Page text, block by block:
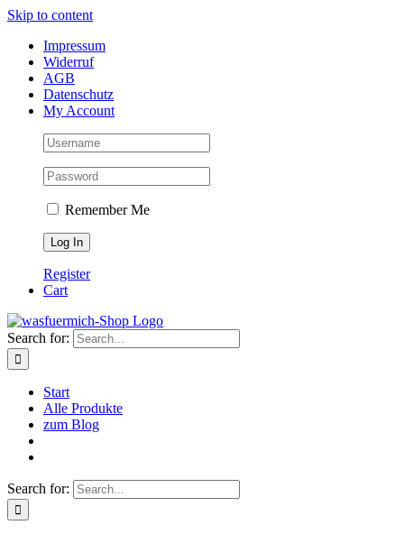
Skip to content
Impressum
Widerruf
AGB
Datenschutz
My Account
Remember Me
Register
Cart
Search for:
Start
Alle Produkte
zum Blog
Search for: